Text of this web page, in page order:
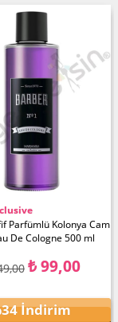
Parfümlü Kolonya Cam
De Cologne 500 ml
₺ 99,00
İncele
İndirim